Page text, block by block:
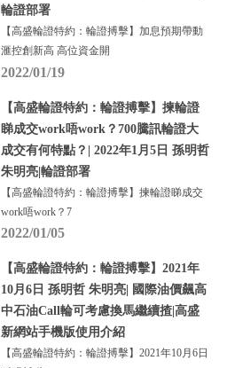
輪證部署
【高盛輪證特約：輪證搏擊】加息預期帶動
滙控創新高 高位資金開
2022/01/19
【高盛輪證特約：輪證搏擊】揀輪證
睇成交work唔work？700騰訊輪證大
成交有何特點？| 2022年1月5日 孫明哲
朱明亮|輪證部署
【高盛輪證特約：輪證搏擊】揀輪證睇成交
work唔work？7
2022/01/05
【高盛輪證特約：輪證搏擊】2021年
10月6日 孫明哲 朱明亮| 國際油價飆高
中石油Call輪可考慮換馬繼續揸|高盛
新網站手機版使用介紹
【高盛輪證特約：輪證搏擊】2021年10月6日